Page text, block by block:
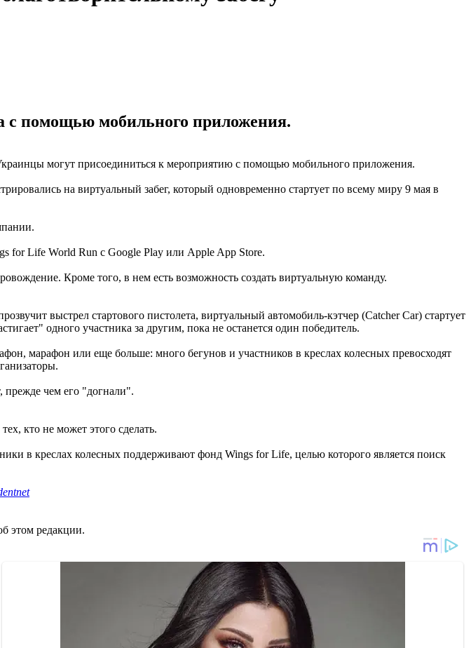
с помощью мобильного приложения.
могут присоединиться к мероприятию с помощью мобильного приложения.
на виртуальный забег, который одновременно стартует по всему миру 9 мая в
for Life World Run с Google Play или Apple App Store.
Кроме того, в нем есть возможность создать виртуальную команду.
выстрел стартового пистолета, виртуальный автомобиль-кэтчер (Catcher Car) стартует
одного участника за другим, пока не останется один победитель.
марафон или еще больше: много бегунов и участников в креслах колесных превосходят
прежде чем его "догнали".
кто не может этого сделать.
в креслах колесных поддерживают фонд Wings for Life, целью которого является поиск
этом редакции.